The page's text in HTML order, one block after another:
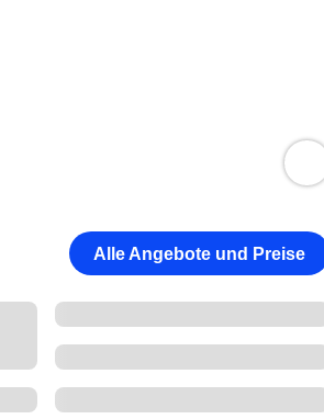
Alle Angebote und Preise